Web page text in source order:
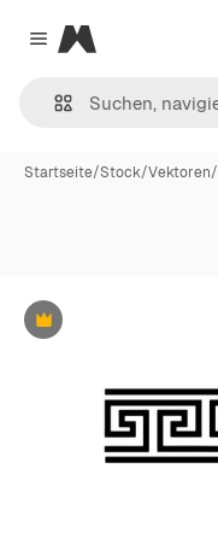
Close menu
Magnific
Startseite/Stock/Vektoren/
Premium